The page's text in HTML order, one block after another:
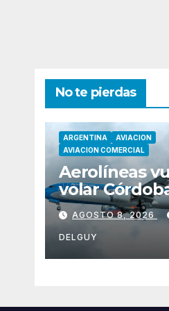
No te pierdas
ARGENTINA
AVIACION
AVIACION COMERCIAL
Aerolíneas
volar
AGOSTO 8, 2026
DELGUY